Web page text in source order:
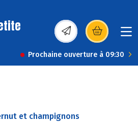
(s’ouvre dans une
Prochaine ouverture à 09:30
et champignons